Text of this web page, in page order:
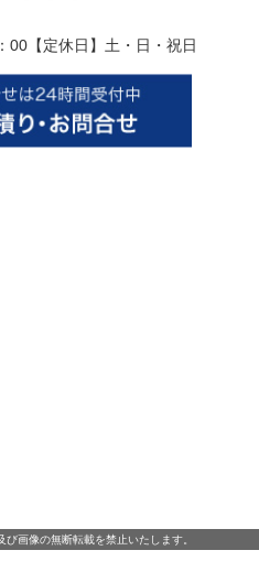
00【定休日】土・日・祝日
画像の無断転載を禁止いたします。